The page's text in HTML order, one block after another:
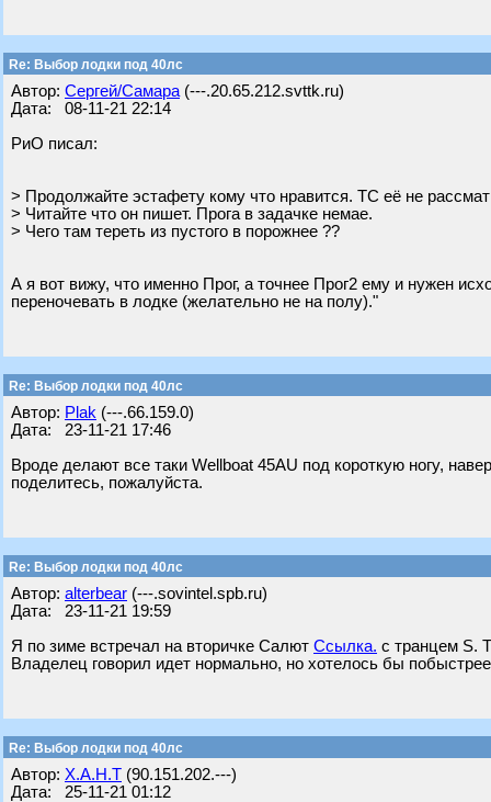
Re: Выбор лодки под 40лс
Автор: Сергей/Самара (---.20.65.212.svttk.ru)
Дата: 08-11-21 22:14
РиО писал:
> Продолжайте эстафету кому что нравится. ТС её не
> Читайте что он пишет. Прога в задачке немае.
> Чего там тереть из пустого в порожнее ??
А я вот вижу, что именно Прог, а точнее Прог2 ему и нужен
переночевать в лодке (желательно не на полу)."
Re: Выбор лодки под 40лс
Автор: Plak (---.66.159.0)
Дата: 23-11-21 17:46
Вроде делают все таки Wellboat 45AU под короткую ногу,
поделитесь, пожалуйста.
Re: Выбор лодки под 40лс
Автор: alterbear (---.sovintel.spb.ru)
Дата: 23-11-21 19:59
Я по зиме встречал на вторичке Салют Ссылка. с транцем S.
Владелец говорил идет нормально, но хотелось бы
Re: Выбор лодки под 40лс
Автор: X.A.H.T (90.151.202.---)
Дата: 25-11-21 01:12